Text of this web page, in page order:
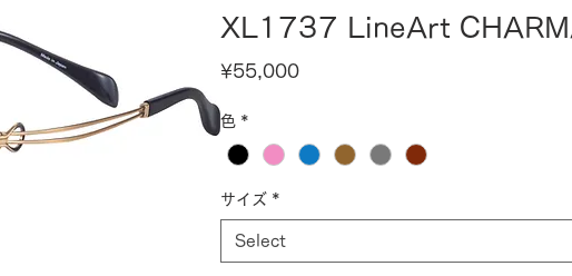
XL1737 LineArt
¥55,000Price
色 *
サイズ *
Select